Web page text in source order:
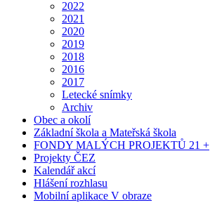
2022
2021
2020
2019
2018
2016
2017
Letecké snímky
Archiv
Obec a okolí
Základní škola a Mateřská škola
FONDY MALÝCH PROJEKTŮ 21 +
Projekty ČEZ
Kalendář akcí
Hlášení rozhlasu
Mobilní aplikace V obraze